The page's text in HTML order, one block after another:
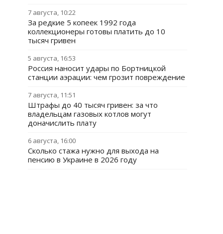
7 августа, 10:22
За редкие 5 копеек 1992 года
коллекционеры готовы платить до 10
тысяч гривен
5 августа, 16:53
Россия наносит удары по Бортницкой
станции аэрации: чем грозит повреждение
7 августа, 11:51
Штрафы до 40 тысяч гривен: за что
владельцам газовых котлов могут
доначислить плату
6 августа, 16:00
Сколько стажа нужно для выхода на
пенсию в Украине в 2026 году